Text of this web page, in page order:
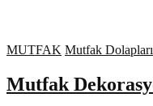
MUTFAK Mutfak Dolapları
Mutfak